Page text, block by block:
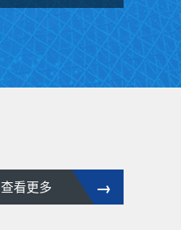
→
查看更多